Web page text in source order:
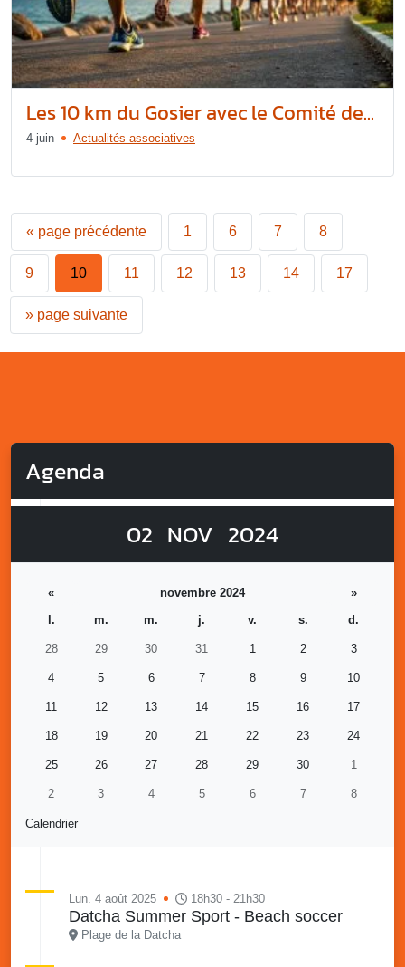
Les 10 km du Gosier avec le Comité de...
4 juin Actualités associatives
« page précédente 1 6 7 8
9 10 11 12 13 14 17
» page suivante
Agenda
02 NOV 2024
Calendrier
« novembre 2024
»
l.
m. m. j. v. s. d.
28 29 30 31 1 2 3
4 5 6 7 8 9 10
11 12 13 14 15 16 17
18 19 20 21 22 23 24
25 26 27 28 29 30 1
2 3 4 5 6 7 8
Lun. 4 août 2025 18h30 - 21h30
Datcha Summer Sport - Beach soccer
Plage de la Datcha